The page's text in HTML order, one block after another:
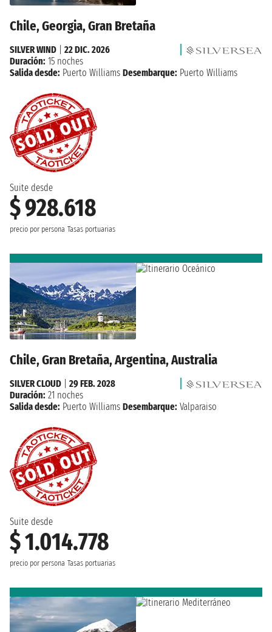
Chile, Georgia, Gran Bretaña
Suite desde
$ 928.618
precio por persona Tasas portuarias
SILVER WIND
22 DIC. 2026
Duración: 15 noches
Salida desde: Puerto Williams Desembarque: Puerto Williams
Chile, Gran Bretaña, Argentina, Australia
Suite desde
$ 1.014.778
precio por persona Tasas portuarias
SILVER CLOUD
29 FEB. 2028
Duración: 21 noches
Salida desde: Puerto Williams Desembarque: Valparaiso